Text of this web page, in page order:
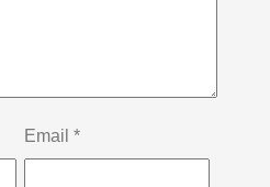
Email *